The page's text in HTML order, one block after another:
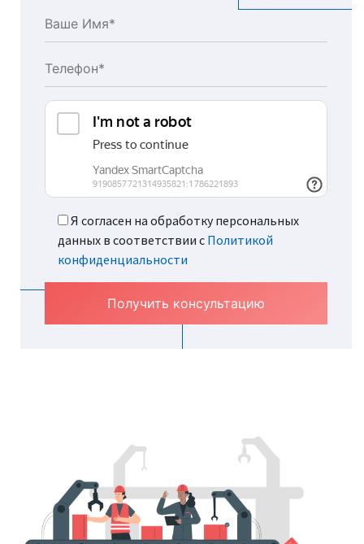
Я согласен на обработку персональных
данных в соответствии с Политикой
конфиденциальности